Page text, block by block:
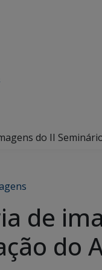
do II
de
do